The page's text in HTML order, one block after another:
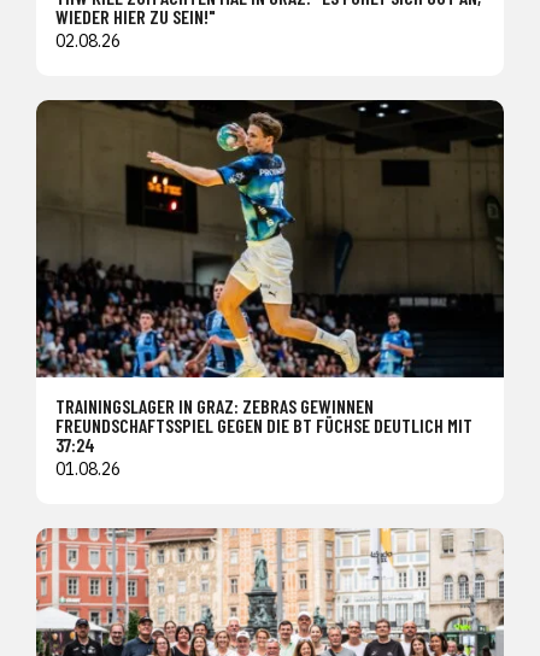
WIEDER HIER ZU SEIN!"
02.08.26
TRAININGSLAGER IN GRAZ: ZEBRAS GEWINNEN
FREUNDSCHAFTSSPIEL GEGEN DIE BT FÜCHSE DEUTLICH MIT
37:24
01.08.26